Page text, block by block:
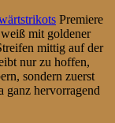
Premiere
mit goldener
mittig auf der
nur zu hoffen,
sondern zuerst
ganz hervorragend